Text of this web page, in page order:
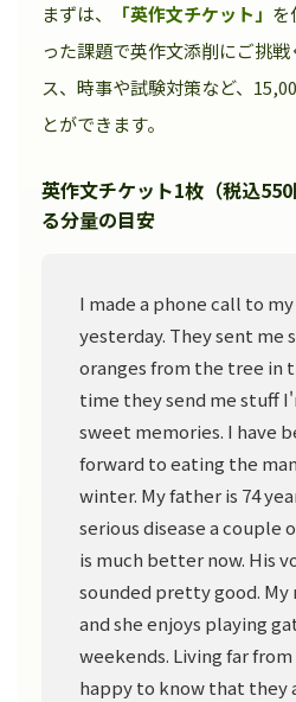
まずは、 「英作文チケット」 を
った課題で英作文添削にご挑
ス、時事や試験対策など、
とができます。
英作文チケット1枚（税込
る分量の目安
I made a phone call to
yesterday. They sent me
oranges from the tree in
time they send me stuff
sweet memories. I have
forward to eating the
winter. My father is 74
serious disease a couple
is much better now. His
sounded pretty good.
and she enjoys playing
weekends. Living far from
happy to know that they